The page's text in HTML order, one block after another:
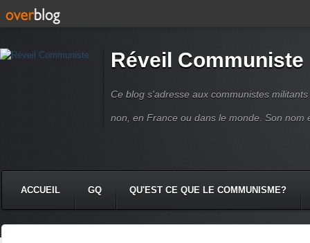
Réveil Communiste
Ce blog s'adresse aux communistes
non, en France ou dans le monde. Son nom
ACCUEIL GQ QU'EST CE QUE LE COMMUNISME?